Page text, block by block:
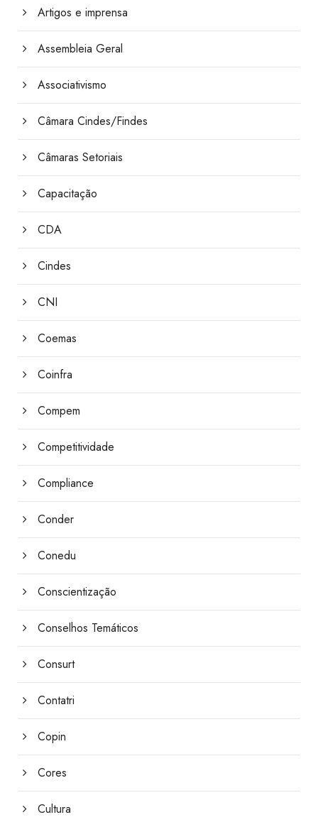
Artigos e imprensa
Assembleia Geral
Associativismo
Câmara Cindes/Findes
Câmaras Setoriais
Capacitação
CDA
Cindes
CNI
Coemas
Coinfra
Compem
Competitividade
Compliance
Conder
Conedu
Conscientização
Conselhos Temáticos
Consurt
Contatri
Copin
Cores
Cultura